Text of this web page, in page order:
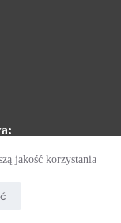
jakość korzystania